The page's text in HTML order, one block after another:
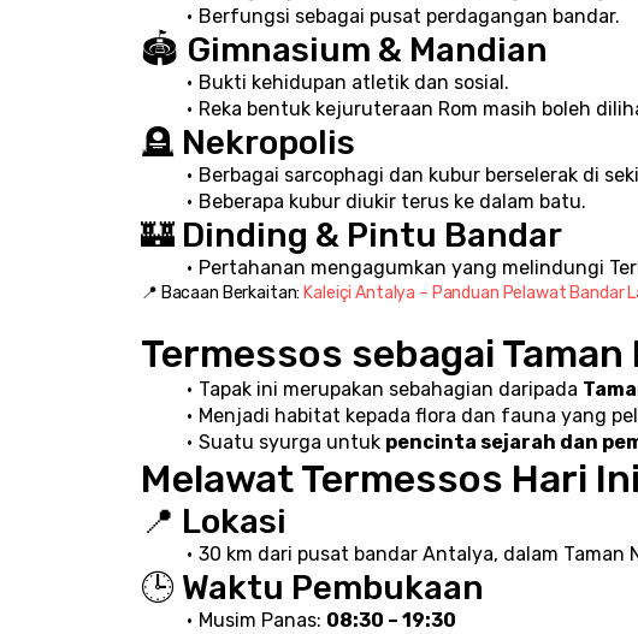
Berfungsi sebagai pusat perdagangan bandar.
🏟️ Gimnasium & Mandian
Bukti kehidupan atletik dan sosial.
Reka bentuk kejuruteraan Rom masih boleh
🪦 Nekropolis
Berbagai sarcophagi dan kubur berselerak di
Beberapa kubur diukir terus ke dalam batu.
🏰 Dinding & Pintu Bandar
Pertahanan mengagumkan yang melindungi
📍 Bacaan Berkaitan: Kaleiçi Antalya – Panduan Pelawat Bandar
Termessos sebagai Taman
Tapak ini merupakan sebahagian daripada
Menjadi habitat kepada flora dan fauna yang
Suatu syurga untuk pencinta sejarah dan
Melawat Termessos Hari Ini
📍 Lokasi
30 km dari pusat bandar Antalya, dalam Taman
🕒 Waktu Pembukaan
Musim Panas: 08:30 – 19:30